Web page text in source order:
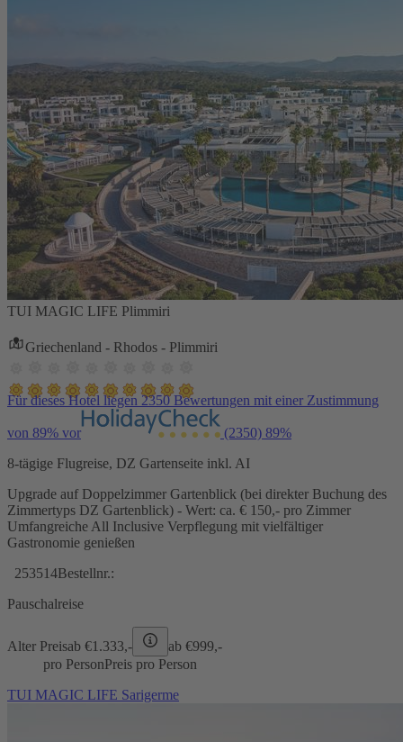
TUI MAGIC LIFE Plimmiri
Griechenland - Rhodos - Plimmiri
Für dieses Hotel liegen 2350 Bewertungen mit einer Zustimmung
von 89% vor (2350) 89%
8-tägige Flugreise, DZ Gartenseite inkl. AI
Upgrade auf Doppelzimmer Gartenblick (bei direkter Buchung des
Zimmertyps DZ Gartenblick) - Wert: ca. € 150,- pro Zimmer
Umfangreiche All Inclusive Verpflegung mit vielfältiger
Gastronomie genießen
253514Bestellnr.:
Pauschalreise
Alter Preisab €1.333,- ab €999,-
pro PersonPreis pro Person
TUI MAGIC LIFE Sarigerme